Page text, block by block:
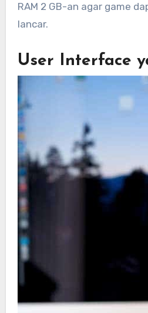
RAM 2 GB-an agar game
lancar.
User Interface